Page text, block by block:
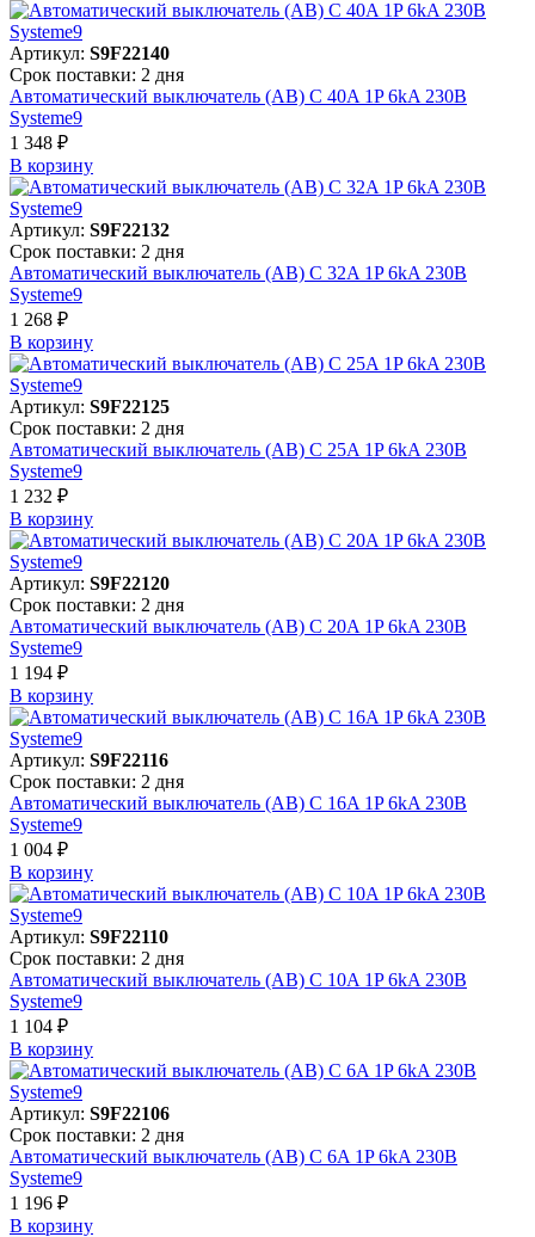
Артикул: S9F22140
Срок поставки: 2 дня
Автоматический выключатель (АВ) C 40A 1P 6kA 230В
Systeme9
1 348 ₽
В корзинy
Артикул: S9F22132
Срок поставки: 2 дня
Автоматический выключатель (АВ) C 32A 1P 6kA 230В
Systeme9
1 268 ₽
В корзинy
Артикул: S9F22125
Срок поставки: 2 дня
Автоматический выключатель (АВ) C 25A 1P 6kA 230В
Systeme9
1 232 ₽
В корзинy
Артикул: S9F22120
Срок поставки: 2 дня
Автоматический выключатель (АВ) C 20A 1P 6kA 230В
Systeme9
1 194 ₽
В корзинy
Артикул: S9F22116
Срок поставки: 2 дня
Автоматический выключатель (АВ) C 16A 1P 6kA 230В
Systeme9
1 004 ₽
В корзинy
Артикул: S9F22110
Срок поставки: 2 дня
Автоматический выключатель (АВ) C 10A 1P 6kA 230В
Systeme9
1 104 ₽
В корзинy
Артикул: S9F22106
Срок поставки: 2 дня
Автоматический выключатель (АВ) C 6A 1P 6kA 230В
Systeme9
1 196 ₽
В корзинy